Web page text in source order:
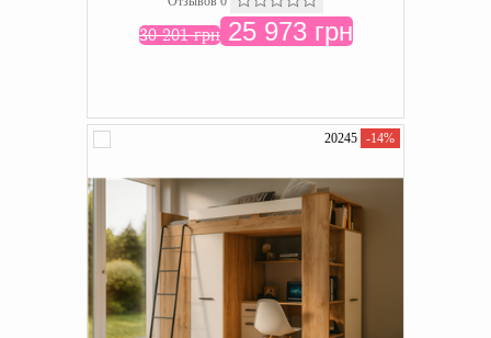
30 201 грн25 973 грн
20245 -14%